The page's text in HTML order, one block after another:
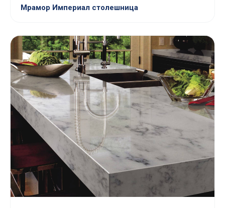
Мрамор Империал столешница